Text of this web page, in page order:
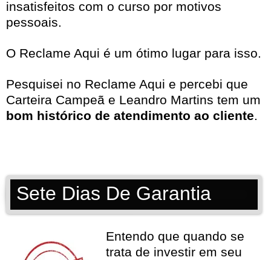
insatisfeitos com o curso por motivos
pessoais.
O Reclame Aqui é um ótimo lugar para isso.
Pesquisei no Reclame Aqui e percebi que
Carteira Campeã e Leandro Martins tem um
bom histórico de atendimento ao cliente.
Sete Dias De Garantia
Entendo que quando se
trata de investir em seu